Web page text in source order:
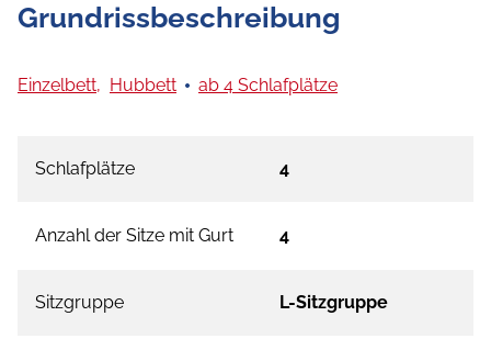
Grundrissbeschreibung
Einzelbett, Hubbett ab 4 Schlafplätze
Schlafplätze 4
Anzahl der Sitze mit Gurt 4
Sitzgruppe L-Sitzgruppe